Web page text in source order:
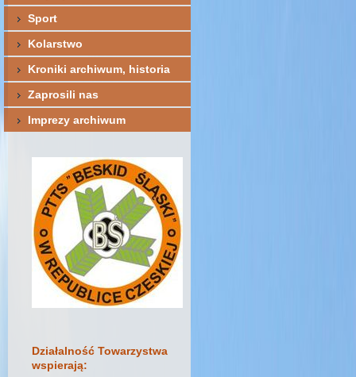
Sport
Kolarstwo
Kroniki archiwum, historia
Zaprosili nas
Imprezy archiwum
Działalność Towarzystwa
wspierają: